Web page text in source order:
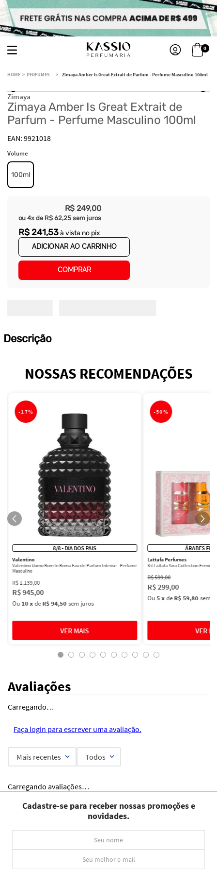
0
PERFUMES Zimaya Amber Is Great Extrait de Parfum - Perfume Masculino 100ml
Zimaya
Zimaya Amber Is Great Extrait de
Parfum - Perfume Masculino 100ml
9921018
Volume
100ml
R$ 249,00
ou 4x de R$ 62,25 sem juros
R$ 241,53à vista no pix
ADICIONAR AO CARRINHO
COMPRAR
Descrição
NOSSAS RECOMENDAÇÕES
-17%
8/8 - DIA DOS PAIS
Valentino
Valentino Uomo Born In Roma Eau de Parfum Intense - Perfume
Masculino
R$1.139,00
R$945,00
Ou 10xdeR$ 94,50 sem juros
-50%
ÁRABES
Lattafa Perfumes
Kit Lattafa Yara Collection
R$599,00
R$299,00
Ou5xdeR$ 59,80 sem
Avaliações
Carregando…
Faça login para escrever uma avaliação.
Mais recentes Todos
Carregando avaliações…
Cadastre-se para receber nossas promoções e
novidades.